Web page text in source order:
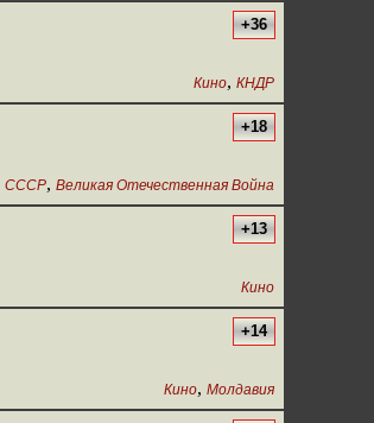
+36
Кино, КНДР
+18
СССР, Великая Отечественная Война
+13
Кино
+14
Кино, Молдавия